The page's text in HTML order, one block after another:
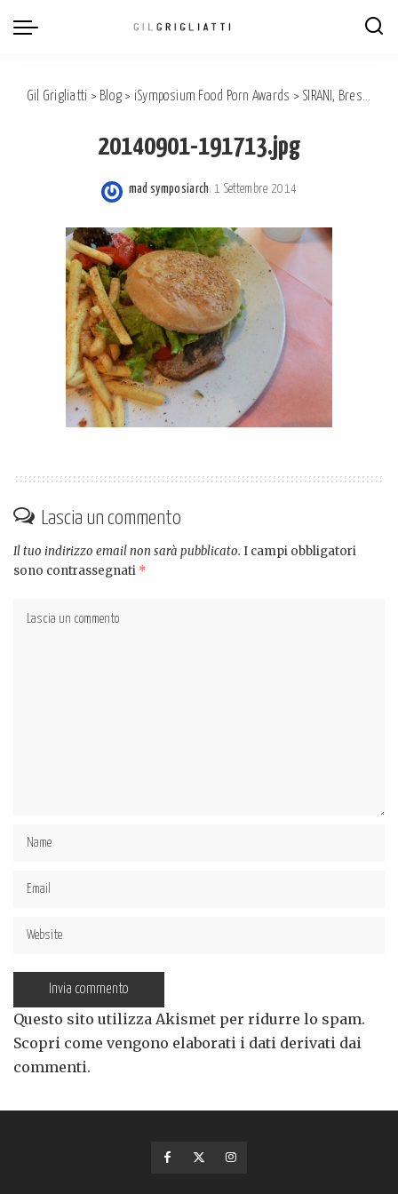
Gil Grigliatti > Blog > iSymposium Food Porn Awards > SIRANI, Brescia: BEST ITALIAN SANDWICH, BUT…
20140901-191713.jpg
Posted
mad symposiarch 1 Settembre 2014
Lascia un commento
Il tuo indirizzo email non sarà pubblicato. I campi obbligatori
sono contrassegnati *
Questo sito utilizza Akismet per ridurre lo spam.
Scopri come vengono elaborati i dati derivati dai
commenti.